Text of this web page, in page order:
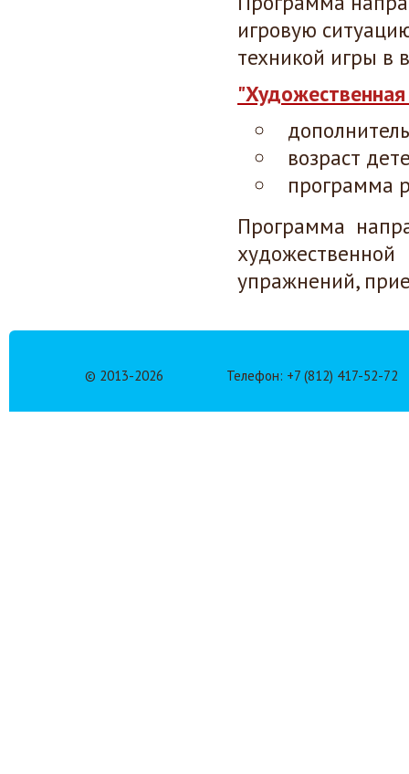
игровую
техникой игры в
возраст
программа
Программа
упражнений,
© 2013-2026 Телефон: +7 (812) 417-52-72